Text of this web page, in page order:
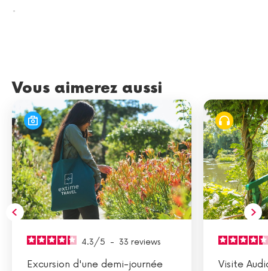
.
Vous aimerez aussi
4.3/5 - 33 reviews
Excursion d'une demi-journée
Visite